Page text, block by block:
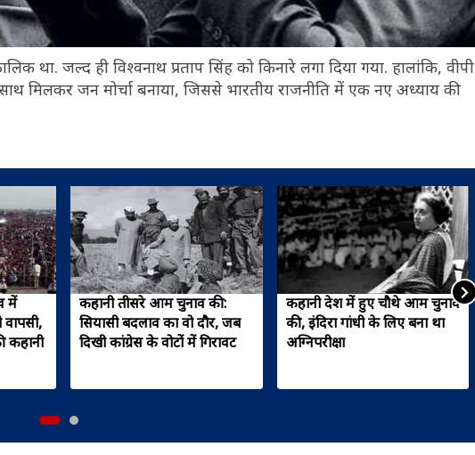
था. जल्द ही विश्वनाथ प्रताप सिंह को किनारे लगा दिया गया. हालांकि, वीपी
जन मोर्चा बनाया, जिससे भारतीय राजनीति में एक नए अध्याय की
में
कहानी
कहानी तीसरे आम चुनाव की:
सियासी बदलाव का वो दौर, जब
दिखी कांग्रेस के वोटों में गिरावट
कहानी देश में हुए चौथे आम चुनाव
की, इंदिरा गांधी के लिए बना था
अग्निपरीक्षा